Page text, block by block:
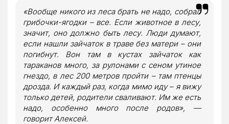
«Вообще никого из леса брать не надо, собрал
грибочки-ягодки – все. Если животное в лесу,
значит, оно должно быть лесу. Люди думают,
если нашли зайчаток в траве без матери – они
погибнут. Вон там в кустах зайчаток как
тараканов много, за рулонами с сеном утиное
гнездо, в лес 200 метров пройти – там птенцы
дрозда. И каждый раз, когда мимо иду – я вижу
только детей, родители сваливают. Им же есть
надо, особенно много после родов», —
говорит Алексей.